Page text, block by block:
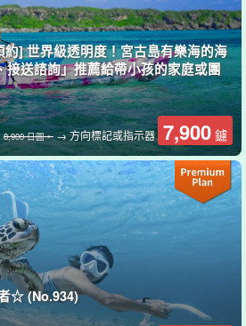
保證您能百分之百看到海龜。請注意這
] 世界級透明度！宮古島有樂海的海
接送諮詢」推薦給帶小孩的家庭或團
8,900 日圓。→ 方向標記或指示器 7,900 鑢
☆ (No.934)